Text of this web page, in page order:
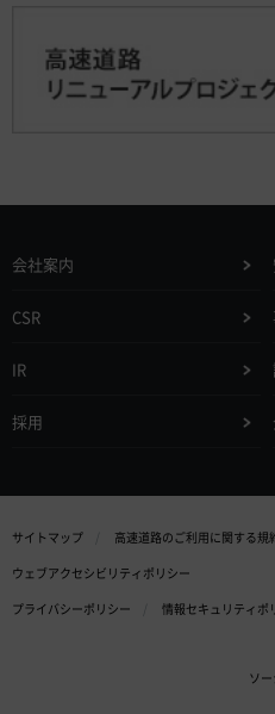
会社案内
CSR
IR
採用
サイトマップ 高速道路のご利用に関する規
ウェブアクセシビリティポリシー
プライバシーポリシー
情報セキュリティポ
ソ